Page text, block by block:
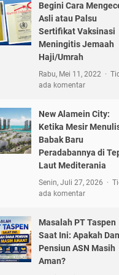
Begini Cara
Asli atau Palsu
Sertifikat Vaksinasi
Meningitis Jemaah
Haji/Umrah
Rabu, Mei 11, 2022
ada komentar
New Alamein City:
Ketika Mesir
Babak Baru
Peradabannya di
Laut Mediterania
Senin, Juli 27, 2026
ada komentar
Masalah PT Taspen
Saat Ini: Apakah
Pensiun ASN Masih
Aman?